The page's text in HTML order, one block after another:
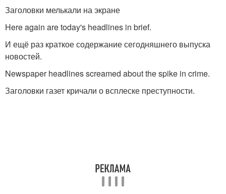
Заголовки мелькали на экране
Here again are today's headlines in brief.
И ещё раз краткое содержание сегодняшнего выпуска
новостей.
Newspaper headlines screamed about the spike in crime.
Заголовки газет кричали о всплеске преступности.